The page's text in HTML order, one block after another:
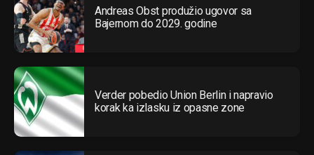
Andreas Obst produžio ugovor sa
Bajernom do 2029. godine
Verder pobedio Union Berlin i napravio
korak ka izlasku iz opasne zone